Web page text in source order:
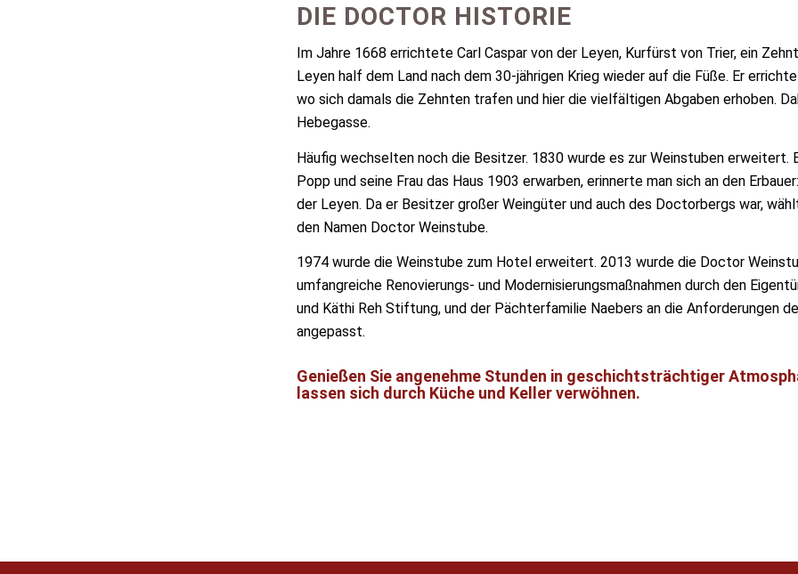
DIE DOCTOR HISTORIE
Im Jahre 1668 errichtete Carl Caspar von der Leyen, Kurfürst von Trier, ein
Leyen half dem Land nach dem 30-jährigen Krieg wieder auf die Füße. Er
wo sich damals die Zehnten trafen und hier die vielfältigen Abgaben erhoben.
Hebegasse.
Häufig wechselten noch die Besitzer. 1830 wurde es zur Weinstuben erweitert.
Popp und seine Frau das Haus 1903 erwarben, erinnerte man sich an den
der Leyen. Da er Besitzer großer Weingüter und auch des Doctorbergs war,
den Namen Doctor Weinstube.
1974 wurde die Weinstube zum Hotel erweitert. 2013 wurde die Doctor
umfangreiche Renovierungs- und Modernisierungsmaßnahmen durch den
und Käthi Reh Stiftung, und der Pächterfamilie Naebers an die Anforderungen
angepasst.
Genießen Sie angenehme Stunden in geschichtsträchtiger
lassen sich durch Küche und Keller verwöhnen.